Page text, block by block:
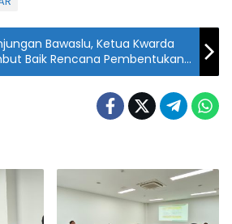
Bawaslu, Ketua Kwarda
Baik Rencana Pembentukan
Pemilu